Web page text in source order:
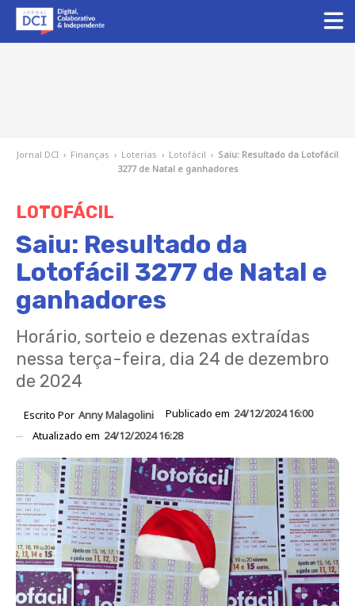
Jornal DCI › Finanças › Loterias › Lotofácil › Saiu: Resultado da Lotofácil
3277 de Natal e ganhadores
LOTOFÁCIL
Saiu: Resultado da
Lotofácil 3277 de Natal e
ganhadores
Horário, sorteio e dezenas extraídas
nessa terça-feira, dia 24 de dezembro
de 2024
Escrito Por Anny Malagolini Publicado em 24/12/2024 16:00
Atualizado em 24/12/2024 16:28